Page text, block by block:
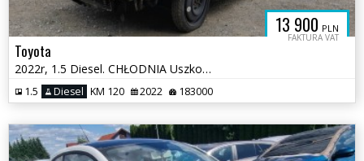
13 900 PLN
FAKTURA VAT
Toyota
2022r, 1.5 Diesel. CHŁODNIA Uszkodzony przód i prawy bok. Pali. VAT 23
1.5 Diesel KM 120 2022 183000